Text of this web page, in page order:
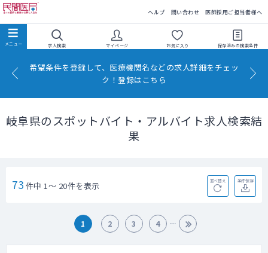
ヘルプ 問い合わせ 医師採用ご担当者様へ
求人検索 マイページ お気に入り 保存済みの検索条件
希望条件を登録して、医療機関名などの求人詳細をチェッ
ク！登録はこちら
岐阜県のスポットバイト・アルバイト求人検索結
果
73 件中 1～ 20件を表示 並べ替え 条件保存
1 2 3 4